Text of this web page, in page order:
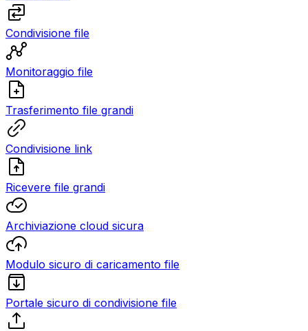
Condivisione file
Monitoraggio file
Trasferimento file grandi
Condivisione link
Ricevere file grandi
Archiviazione cloud sicura
Modulo sicuro di caricamento file
Portale sicuro di condivisione file